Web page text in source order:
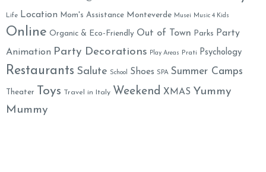
Life Location Mom's Assistance Monteverde Musei Music 4 Kids
Online Organic & Eco-Friendly Out of Town Parks
Party
Animation Party Decorations Play Areas Prati Psychology
Restaurants Salute School Shoes SPA Summer Camps
Theater Toys Travel in Italy Weekend XMAS Yummy
Mummy